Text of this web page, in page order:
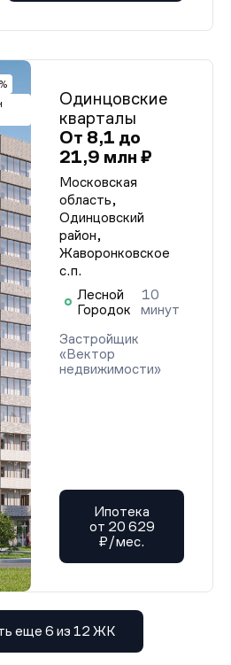
Одинцовские
кварталы
От 8,1 до
21,9 млн ₽
Московская
область,
Одинцовский
район,
Жаворонковское
с.п.
Лесной
Городок
10
минут
Застройщик
«Вектор
недвижимости»
Ипотека
от 20 629
₽/мес.
еще 6 из 12 ЖК